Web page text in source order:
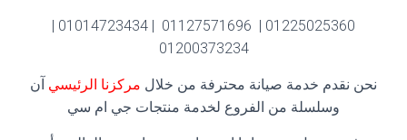
01225025360 | 01127571696 | 01014723434 |
01200373234
نحن نقدم خدمة صيانة محترفة من خلال مركزنا الرئيسي آن
وسلسلة من الفروع لخدمة منتجات جي ام سي